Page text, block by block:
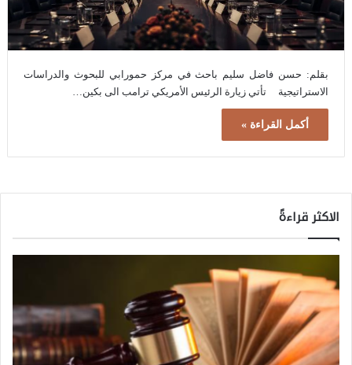
بقلم: حسن فاضل سليم باحث في مركز حمورابي للبحوث والدراسات
الاستراتيجية تأتي زيارة الرئيس الأمريكي ترامب الى بكين…
أكمل القراءة »
الاكثر قراءةً